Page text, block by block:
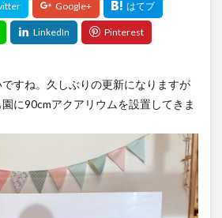
すね。久しぶりの更新になりますが
に90cmアクアリウムを設置してきま